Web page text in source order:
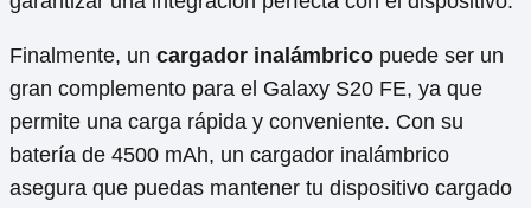
Finalmente, un cargador inalámbrico puede ser un
gran complemento para el Galaxy S20 FE, ya que
permite una carga rápida y conveniente. Con su
batería de 4500 mAh, un cargador inalámbrico
asegura que puedas mantener tu dispositivo cargado